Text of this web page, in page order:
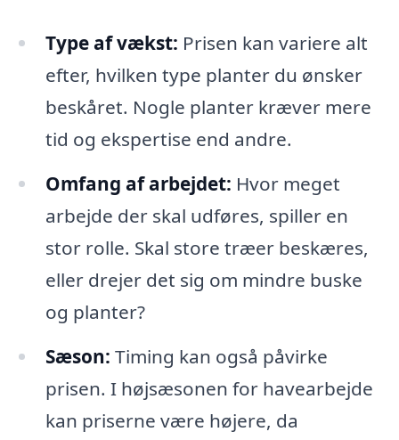
Type af vækst: Prisen kan variere alt
efter, hvilken type planter du ønsker
beskåret. Nogle planter kræver mere
tid og ekspertise end andre.
Omfang af arbejdet: Hvor meget
arbejde der skal udføres, spiller en
stor rolle. Skal store træer beskæres,
eller drejer det sig om mindre buske
og planter?
Sæson: Timing kan også påvirke
prisen. I højsæsonen for havearbejde
kan priserne være højere, da